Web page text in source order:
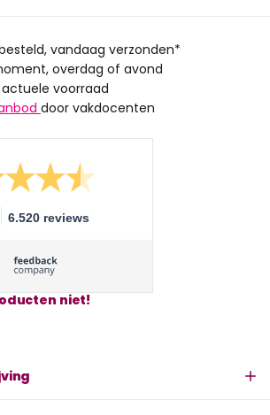
vandaag verzonden*
overdag of avond
voorraad
door vakdocenten
6.520 reviews
niet!